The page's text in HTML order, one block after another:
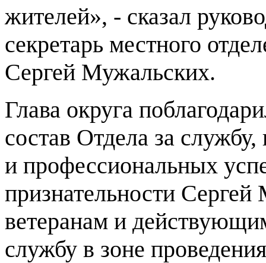
жителей», - сказал
секретарь местного
Сергей Мужальских.
Глава округа
состав Отдела за
и профессиональных
признательности
ветеранам и
службу в зоне